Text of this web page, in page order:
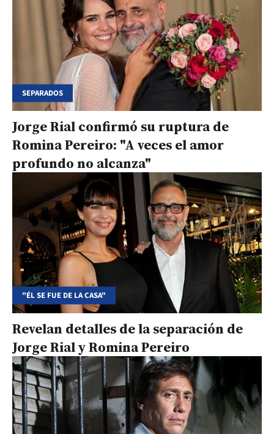
SEPARADOS
Jorge Rial confirmó su ruptura de
Romina Pereiro: "A veces el amor
profundo no alcanza"
"ÉL SE FUE DE LA CASA"
Revelan detalles de la separación de
Jorge Rial y Romina Pereiro